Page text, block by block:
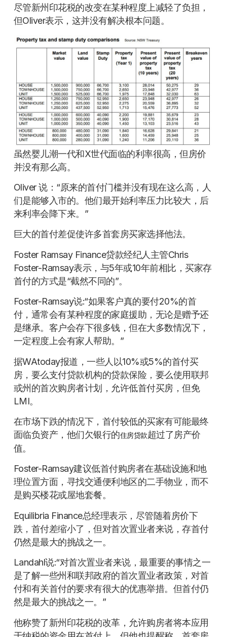
尽管新州印花税的改变在某种程度上减轻了负担，
但Oliver表示，这并没有解决根本问题。
虽然婴儿潮一代和X世代面临的利率很高，但房价
并没有那么高。
Oliver 说：“原来的首付门槛并没有现在这么高，人
们是能够入市的。他们最开始利率压力比较大，后
来利率会降下来。”
巨大的首付差促使许多首套房买家选择他法。
Foster Ramsay Finance贷款经纪人主管Chris
Foster-Ramsay表示，与5年或10年前相比，买家存
首付的方式是“截然不同的”。
Foster-Ramsay说:“如果客户真的要付20%的首
付，通常会有某种程度的家庭援助，无论是赠予还
是继承。客户会存下很多钱，但在大多数情况下，
一定程度上会有家人帮助。”
据WAtoday报道，一些人以10%或5%的首付买
房，要么支付贷款机构的贷款保险，要么使用联邦
或州的首次购房者计划，允许低首付买房，但免
LMI。
在市场下跌的情况下，首付较低的买家有可能最终
面临负资产，他们欠银行的住房贷款超过了房产价
值。
Foster-Ramsay建议低首付购房者在基础设施和地
理位置方面，寻找交通便利地区的二手物业，而不
是购买楼花或屋地套餐。
Equilibria Finance总经理表示，尽管随着房价下
跌，首付差缩小了，但对首次置业者来说，存首付
仍然是最大的挑战之一。
Landahl说:“对首次置业者来说，最重要的事情之一
是了解一些州和联邦政府的首次置业者政策，对首
付和有关首付的要求有很大的优惠举措。但首付仍
然是最大的挑战之一。”
他称赞了新州印花税的改革，允许购房者将本应用